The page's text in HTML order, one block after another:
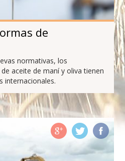
de
normativas, los
aceite de maní y oliva tienen
internacionales.